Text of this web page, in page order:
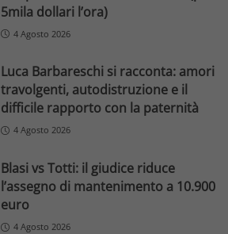
5mila dollari l’ora)
4 Agosto 2026
Luca Barbareschi si racconta: amori
travolgenti, autodistruzione e il
difficile rapporto con la paternità
4 Agosto 2026
Blasi vs Totti: il giudice riduce
l’assegno di mantenimento a 10.900
euro
4 Agosto 2026